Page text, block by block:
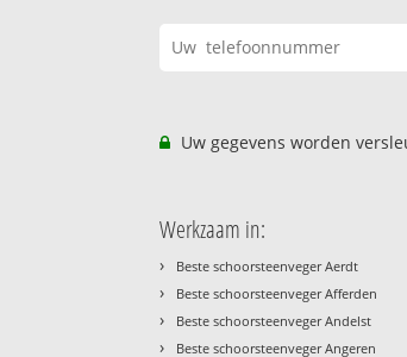
Uw gegevens worden
Werkzaam in:
› Beste schoorsteenveger Aerdt
› Beste schoorsteenveger Afferden
› Beste schoorsteenveger Andelst
› Beste schoorsteenveger Angeren